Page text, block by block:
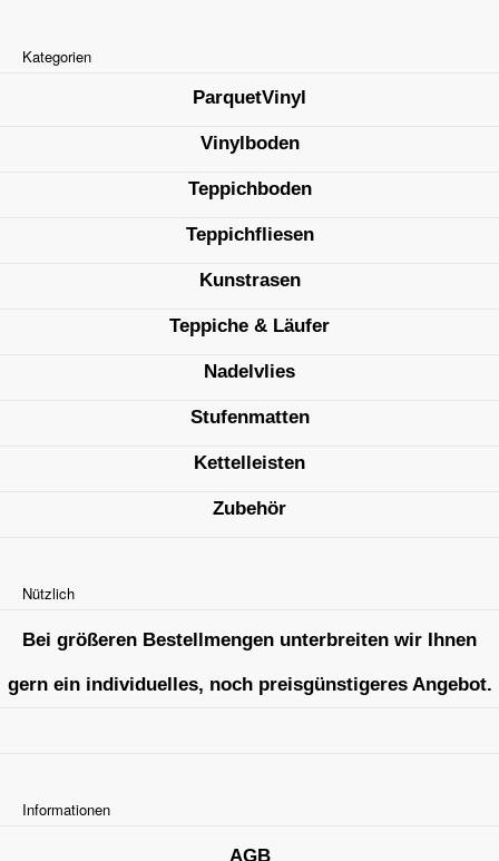
Kategorien
ParquetVinyl
Vinylboden
Teppichboden
Teppichfliesen
Kunstrasen
Teppiche & Läufer
Nadelvlies
Stufenmatten
Kettelleisten
Zubehör
Nützlich
Bei größeren Bestellmengen unterbreiten wir Ihnen
gern ein individuelles, noch preisgünstigeres Angebot.
Informationen
AGB